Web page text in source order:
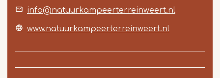
info@natuurkampeerterreinweert.nl
www.natuurkampeerterreinweert.nl